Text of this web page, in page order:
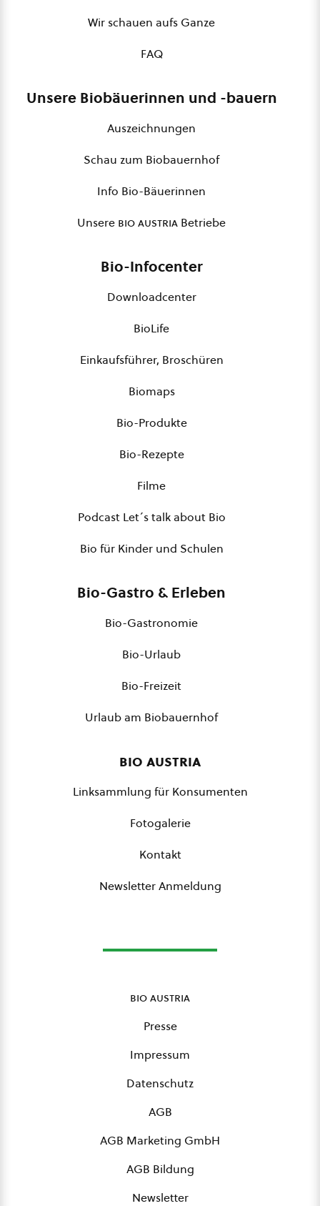
Wir schauen aufs Ganze
FAQ
Unsere Biobäuerinnen und -bauern
Auszeichnungen
Schau zum Biobauernhof
Info Bio-Bäuerinnen
Unsere bio austria Betriebe
Bio-Infocenter
Downloadcenter
BioLife
Einkaufsführer, Broschüren
Biomaps
Bio-Produkte
Bio-Rezepte
Filme
Podcast Let´s talk about Bio
Bio für Kinder und Schulen
Bio-Gastro & Erleben
Bio-Gastronomie
Bio-Urlaub
Bio-Freizeit
Urlaub am Biobauernhof
bio austria
Linksammlung für Konsumenten
Fotogalerie
Kontakt
Newsletter Anmeldung
bio austria
Presse
Impressum
Datenschutz
AGB
AGB Marketing GmbH
AGB Bildung
Newsletter